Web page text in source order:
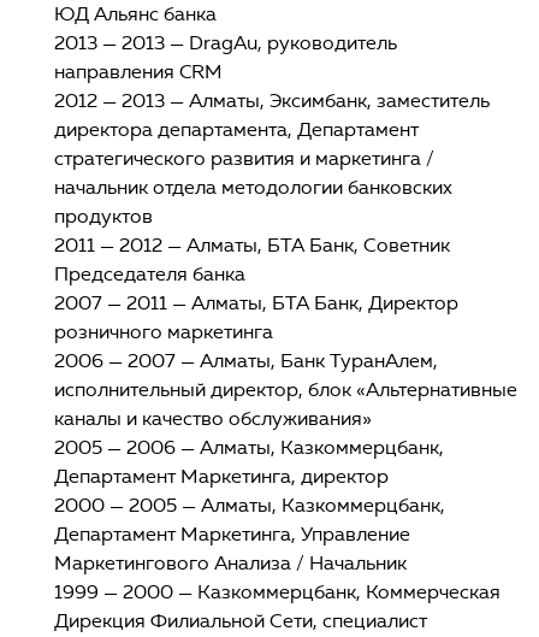
ЮД Альянс банка
2013 — 2013 — DragAu, руководитель
направления CRM
2012 — 2013 — Алматы, Эксимбанк, заместитель
директора департамента, Департамент
стратегического развития и маркетинга /
начальник отдела методологии банковских
продуктов
2011 — 2012 — Алматы, БТА Банк, Советник
Председателя банка
2007 — 2011 — Алматы, БТА Банк, Директор
розничного маркетинга
2006 — 2007 — Алматы, Банк ТуранАлем,
исполнительный директор, блок «Альтернативные
каналы и качество обслуживания»
2005 — 2006 — Алматы, Казкоммерцбанк,
Департамент Маркетинга, директор
2000 — 2005 — Алматы, Казкоммерцбанк,
Департамент Маркетинга, Управление
Маркетингового Анализа / Начальник
1999 — 2000 — Казкоммерцбанк, Коммерческая
Дирекция Филиальной Сети, специалист